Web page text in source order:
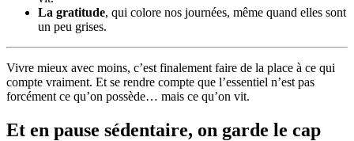
La gratitude, qui colore nos journées, même quand elles sont
un peu grises.
Vivre mieux avec moins, c’est finalement faire de la place à ce qui
compte vraiment. Et se rendre compte que l’essentiel n’est pas
forcément ce qu’on possède… mais ce qu’on vit.
Et en pause sédentaire, on garde le cap